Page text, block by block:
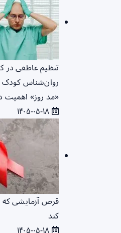
تنظیم عاطفی
روان‌شناس کودک
«مد روز» اهمیت
کند